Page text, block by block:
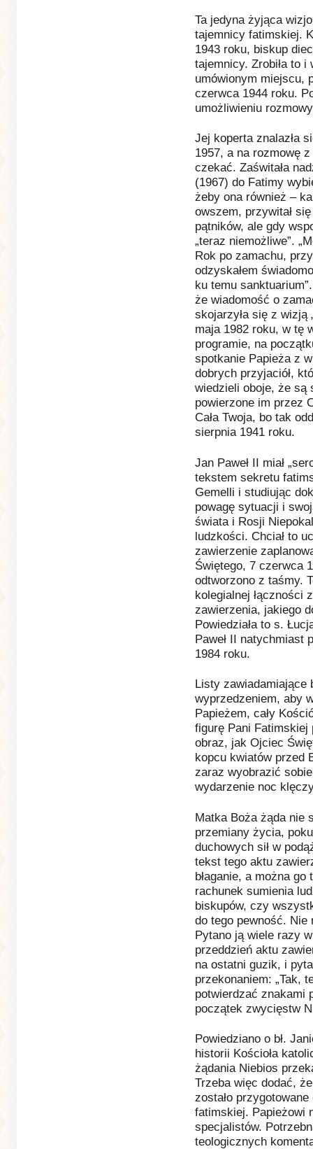
Ta jedyna żyjąca
tajemnicy fatimskiej.
1943 roku, biskup
tajemnicy. Zrobiła to
umówionym miejscu,
czerwca 1944 roku.
umożliwieniu
Jej koperta znalazła
1957, a na rozmowę z
czekać. Zaświtała
(1967) do Fatimy
żeby ona również –
owszem, przywitał
pątników, ale gdy
„teraz niemożliwe”.
Rok po zamachu,
odzyskałem
ku temu
że wiadomość o
skojarzyła się z wizją
maja 1982 roku, w tę
programie, na
spotkanie Papieża z
dobrych przyjaciół,
wiedzieli oboje, że są
powierzone im przez
Cała Twoja, bo tak
sierpnia 1941 roku.
Jan Paweł II miał
tekstem sekretu
Gemelli i studiując
powagę sytuacji i
świata i Rosji
ludzkości. Chciał to
zawierzenie
Świętego, 7 czerwca
odtworzono z taśmy.
kolegialnej łączności
zawierzenia, jakiego
Powiedziała to s.
Paweł II natychmiast
1984 roku.
Listy zawiadamiające
wyprzedzeniem, aby
Papieżem, cały
figurę Pani Fatimskiej
obraz, jak Ojciec
kopcu kwiatów przed
zaraz wyobrazić
wydarzenie noc
Matka Boża żąda nie
przemiany życia,
duchowych sił w
tekst tego aktu
błaganie, a można
rachunek sumienia
biskupów, czy
do tego pewność. Nie
Pytano ją wiele razy
przeddzień aktu
na ostatni guzik, i
przekonaniem: „Tak,
potwierdzać znakami
początek zwycięstw
Powiedziano o bł.
historii Kościoła
żądania Niebios
Trzeba więc dodać,
zostało
fatimskiej. Papieżowi
specjalistów.
teologicznych